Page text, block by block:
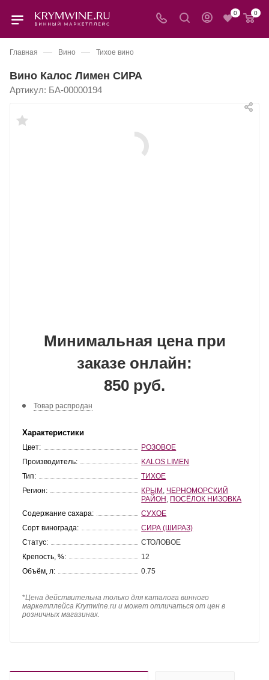
0 0
Главная — Вино — Тихое вино
Вино Калос Лимен СИРА
Артикул: БА-00000194
Минимальная цена при
заказе онлайн:
850 руб.
Товар распродан
Характеристики
Цвет:
РОЗОВОЕ
Производитель:
KALOS LIMEN
Тип:
ТИХОЕ
Регион:
КРЫМ ЧЕРНОМОРСКИЙ
РАЙОН ПОСЁЛОК НИЗОВКА
Содержание сахара:
СУХОЕ
Сорт винограда:
СИРА (ШИРАЗ)
Статус:
СТОЛОВОЕ
Крепость, %:
12
Объём, л:
0.75
*Цена действительна только для каталога винного
маркетплейса Krymwine.ru и может отличаться от цен в
розничных магазинах.